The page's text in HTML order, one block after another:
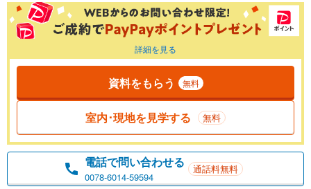
詳細を見る
資料をもらう 無料
室内･現地を見学する 無料
電話で問い合わせる
0078-6014-59594
通話料無料